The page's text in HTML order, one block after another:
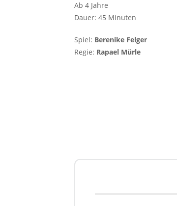
Ab 4 Jahre
Dauer: 45 Minuten
Spiel: Berenike Felger
Regie: Rapael Mürle